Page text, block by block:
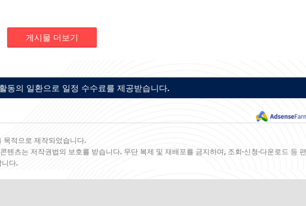
게시물 더보기
동의 일환으로 일정 수수료를 제공받습니다.
적으로 제작되었습니다.
츠는 저작권법의 보호를 받습니다. 무단 복제 및 재배포를 금지하며, 조회·신청·다운로드 등 편
니다.